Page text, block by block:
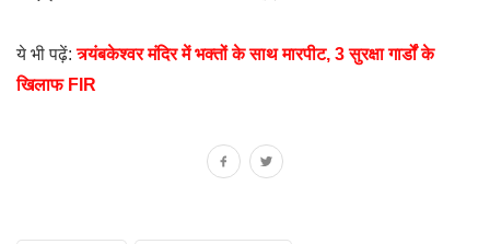
ये भी पढ़ें:त्र्यंबकेश्वर मंदिर में भक्तों के साथ मारपीट, 3 सुरक्षा गार्डों के
खिलाफ FIR